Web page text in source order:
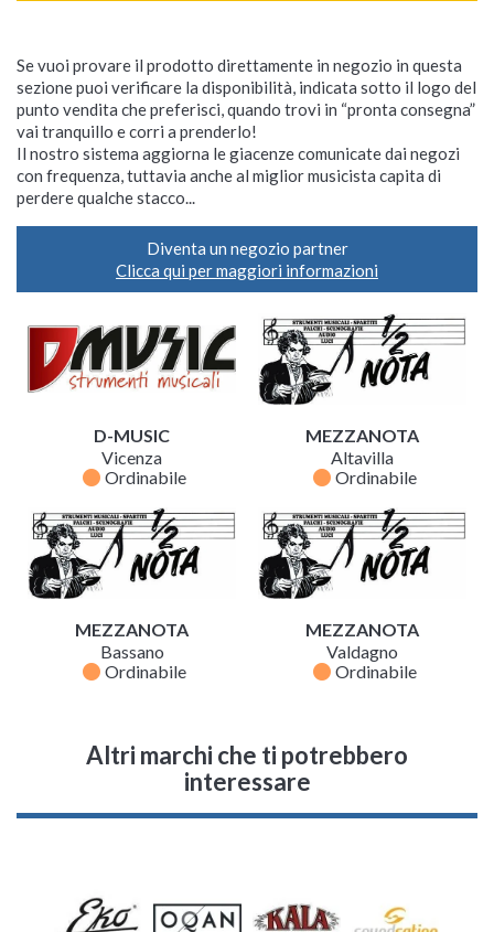
Se vuoi provare il prodotto direttamente in negozio in questa
sezione puoi verificare la disponibilità, indicata sotto il logo del
punto vendita che preferisci, quando trovi in “pronta consegna”
vai tranquillo e corri a prenderlo!
Il nostro sistema aggiorna le giacenze comunicate dai negozi
con frequenza, tuttavia anche al miglior musicista capita di
perdere qualche stacco...
Diventa un negozio partner
Clicca qui per maggiori informazioni
D-MUSIC
Vicenza
fiber_manual_record Ordinabile
MEZZANOTA
Altavilla
fiber_manual_record Ordinabile
MEZZANOTA
Bassano
fiber_manual_record Ordinabile
MEZZANOTA
Valdagno
fiber_manual_record Ordinabile
Altri marchi che ti potrebbero
interessare